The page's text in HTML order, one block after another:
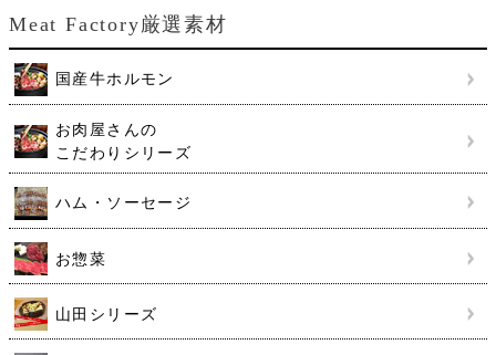
Meat Factory厳選素材
国産牛ホルモン
お肉屋さんの
こだわりシリーズ
ハム・ソーセージ
お惣菜
山田シリーズ